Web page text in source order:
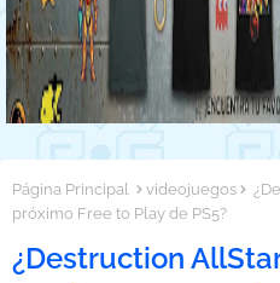
Página Principal videojuegos
próximo Free to Play de PS5?
¿Destruction